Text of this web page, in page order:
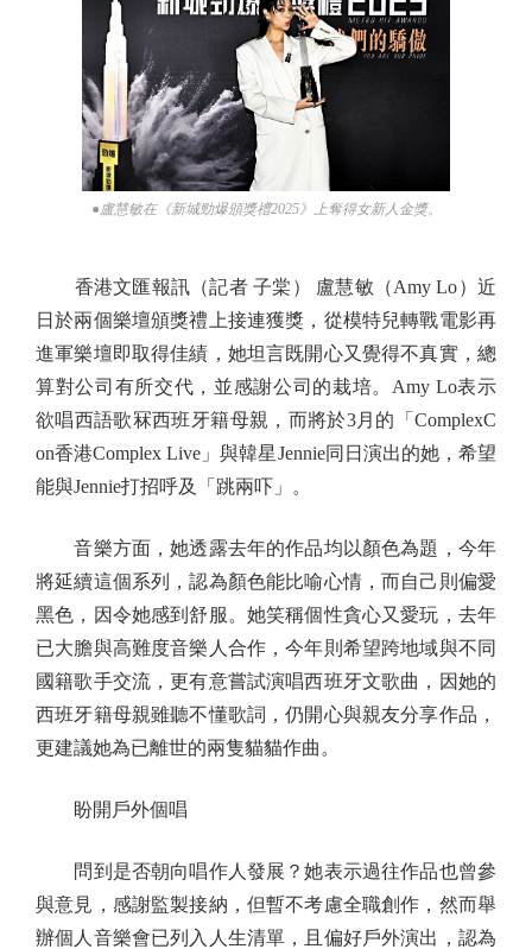
●盧慧敏在《新城勁爆頒獎禮2025》上奪得女新人金獎。
香港文匯報訊（記者 子棠） 盧慧敏（Amy Lo）近
日於兩個樂壇頒獎禮上接連獲獎，從模特兒轉戰電影再
進軍樂壇即取得佳績，她坦言既開心又覺得不真實，總
算對公司有所交代，並感謝公司的栽培。Amy Lo表示
欲唱西語歌冧西班牙籍母親，而將於3月的「ComplexC
on香港Complex Live」與韓星Jennie同日演出的她，希望
能與Jennie打招呼及「跳兩吓」。
音樂方面，她透露去年的作品均以顏色為題，今年
將延續這個系列，認為顏色能比喻心情，而自己則偏愛
黑色，因令她感到舒服。她笑稱個性貪心又愛玩，去年
已大膽與高難度音樂人合作，今年則希望跨地域與不同
國籍歌手交流，更有意嘗試演唱西班牙文歌曲，因她的
西班牙籍母親雖聽不懂歌詞，仍開心與親友分享作品，
更建議她為已離世的兩隻貓貓作曲。
盼開戶外個唱
問到是否朝向唱作人發展？她表示過往作品也曾參
與意見，感謝監製接納，但暫不考慮全職創作，然而舉
辦個人音樂會已列入人生清單，且偏好戶外演出，認為